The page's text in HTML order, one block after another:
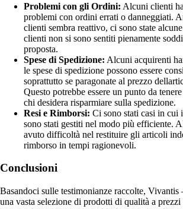
Problemi con gli Ordini: Alcuni clienti
problemi con ordini errati o danneggiati.
clienti sembra reattivo, ci sono state
clienti non si sono sentiti pienamente
proposta.
Spese di Spedizione: Alcuni acquirenti
le spese di spedizione possono essere
soprattutto se paragonate al prezzo
Questo potrebbe essere un punto da
chi desidera risparmiare sulla spedizione.
Resi e Rimborsi: Ci sono stati casi in cui
sono stati gestiti nel modo più efficiente.
avuto difficoltà nel restituire gli articoli
rimborso in tempi ragionevoli.
Conclusioni
Basandoci sulle testimonianze raccolte,
una vasta selezione di prodotti di qualità a